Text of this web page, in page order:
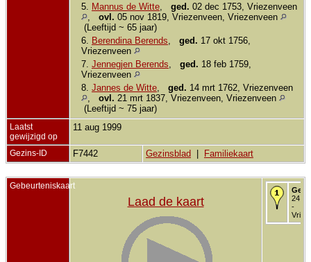
5.
Mannus de Witte ged. 02 dec 1753, Vriezenveen
ovl. 05 nov 1819, Vriezenveen, Vriezenveen
(Leeftijd ~ 65 jaar)
6.
Berendina Berends ged. 17 okt 1756,
Vriezenveen
7. Jennegjen Berends ged. 18 feb 1759,
Vriezenveen
8. Jannes de Witte ged. 14 mrt 1762, Vriezenveen
ovl. 21 mrt 1837, Vriezenveen, Vriezenveen
(Leeftijd ~ 75 jaar)
Laatst
gewijzigd op
11 aug 1999
Gezins-ID F7442 Gezinsblad Familiekaart
Gebeurteniskaart
Laad de kaart
24
-